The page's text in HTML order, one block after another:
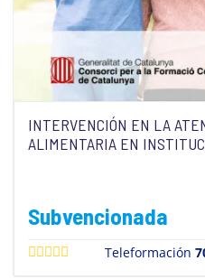
INTERVENCIÓN EN LA
ALIMENTARIA EN
Subvencionada
Teleformación